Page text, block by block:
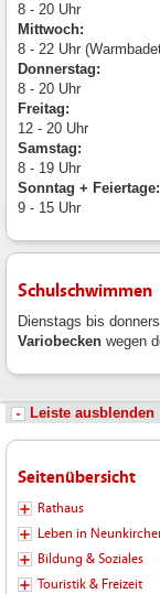
8 - 20 Uhr
Mittwoch:
8 - 22 Uhr
Donnerstag:
8 - 20 Uhr
Freitag:
12 - 20 Uhr
Samstag:
8 - 19 Uhr
Sonntag + Feiertage:
9 - 15 Uhr
Schulschwimmen
Dienstags bis
Variobecken wegen
Leiste ausblenden
Seitenübersicht
Rathaus
Leben in
Bildung & Soziales
Touristik & Freizeit